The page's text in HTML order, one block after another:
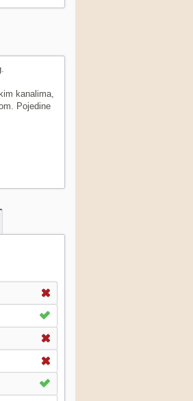
kanalima,
Pojedine